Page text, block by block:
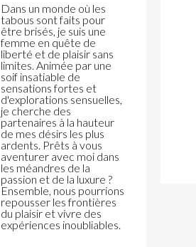
Dans un monde où les
tabous sont faits pour
être brisés, je suis une
femme en quête de
liberté et de plaisir sans
limites. Animée par une
soif insatiable de
sensations fortes et
d'explorations sensuelles,
je cherche des
partenaires à la hauteur
de mes désirs les plus
ardents. Prêts à vous
aventurer avec moi dans
les méandres de la
passion et de la luxure ?
Ensemble, nous pourrions
repousser les frontières
du plaisir et vivre des
expériences inoubliables.